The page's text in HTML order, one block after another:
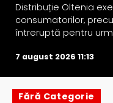
Distribuție Oltenia
consumatorilor,
întreruptă pentru
7 august 2026 11:13
Fără Categorie